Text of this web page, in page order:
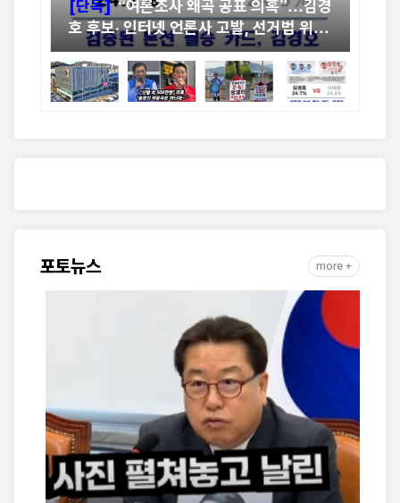
[단독] “여론조사 왜곡 공표 의혹”…김경
호 후보· 인터넷 언론사 고발, 선거법 위반
논란 확산
포토뉴스 more +